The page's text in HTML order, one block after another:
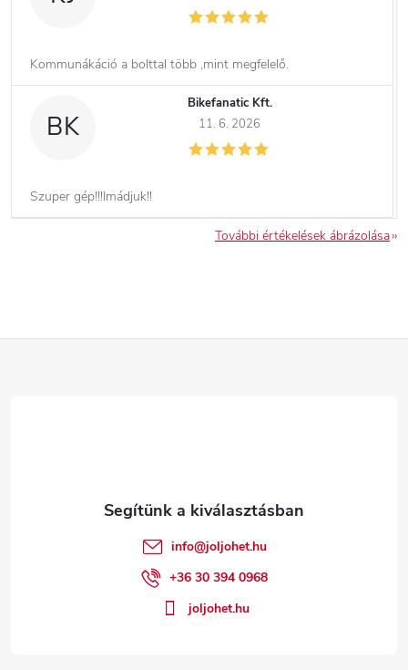
Kommunákáció a bolttal több ,mint megfelelő.
BK
Bikefanatic Kft.
11. 6. 2026
Szuper gép!!!Imádjuk!!
További értékelések ábrázolása
info@joljohet.hu
+36 30 394 0968
joljohet.hu